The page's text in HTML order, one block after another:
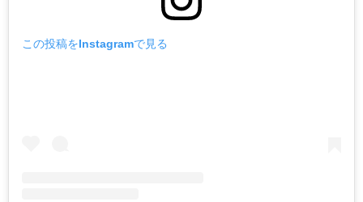
この投稿をInstagramで見る